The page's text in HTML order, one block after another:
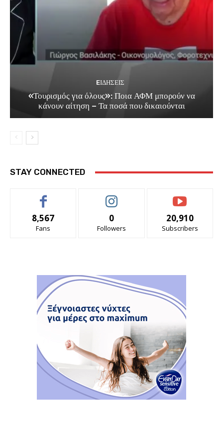
EΙΔΗΣΕΙΣ
«Τουρισμός για όλους»: Ποια ΑΦΜ μπορούν να
κάνουν αίτηση – Τα ποσά που δικαιούνται
STAY CONNECTED
8,567
Fans
0
Followers
20,910
Subscribers